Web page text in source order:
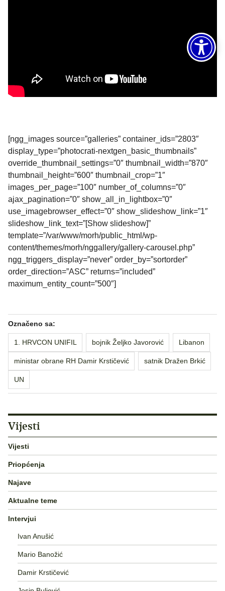
[ngg_images source=”galleries” container_ids=”2803″
display_type=”photocrati-nextgen_basic_thumbnails”
override_thumbnail_settings=”0″ thumbnail_width=”870″
thumbnail_height=”600″ thumbnail_crop=”1″
images_per_page=”100″ number_of_columns=”0″
ajax_pagination=”0″ show_all_in_lightbox=”0″
use_imagebrowser_effect=”0″ show_slideshow_link=”1″
slideshow_link_text=”[Show slideshow]”
template=”/var/www/morh/public_html/wp-
content/themes/morh/nggallery/gallery-carousel.php”
ngg_triggers_display=”never” order_by=”sortorder”
order_direction=”ASC” returns=”included”
maximum_entity_count=”500″]
Označeno sa:
1. HRVCON UNIFIL bojnik Željko Javorović Libanon
ministar obrane RH Damir Krstičević satnik Dražen Brkić
UN
Vijesti
Vijesti
Priopćenja
Najave
Aktualne teme
Intervjui
Ivan Anušić
Mario Banožić
Damir Krstičević